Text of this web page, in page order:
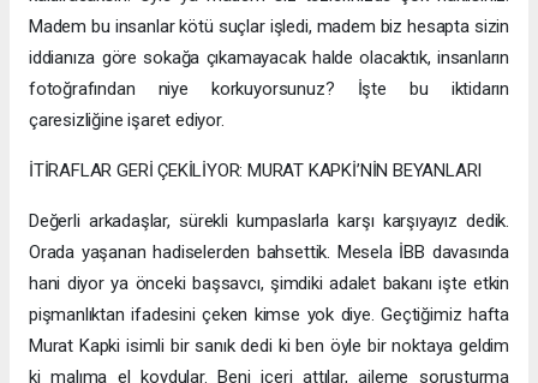
Madem bu insanlar kötü suçlar işledi, madem biz hesapta sizin
iddianıza göre sokağa çıkamayacak halde olacaktık, insanların
fotoğrafından niye korkuyorsunuz? İşte bu iktidarın
çaresizliğine işaret ediyor.
İTİRAFLAR GERİ ÇEKİLİYOR: MURAT KAPKİ’NİN BEYANLARI
Değerli arkadaşlar, sürekli kumpaslarla karşı karşıyayız dedik.
Orada yaşanan hadiselerden bahsettik. Mesela İBB davasında
hani diyor ya önceki başsavcı, şimdiki adalet bakanı işte etkin
pişmanlıktan ifadesini çeken kimse yok diye. Geçtiğimiz hafta
Murat Kapki isimli bir sanık dedi ki ben öyle bir noktaya geldim
ki malıma el koydular. Beni içeri attılar, aileme soruşturma